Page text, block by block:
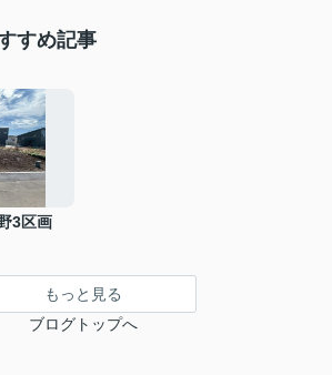
すめ記事
野3区画
もっと見る
ブログトップへ